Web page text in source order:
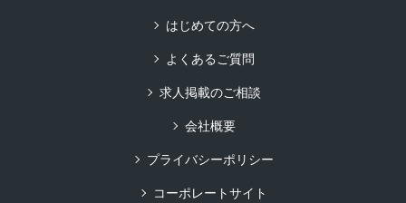
はじめての方へ
よくあるご質問
求人掲載のご相談
会社概要
プライバシーポリシー
コーポレートサイト